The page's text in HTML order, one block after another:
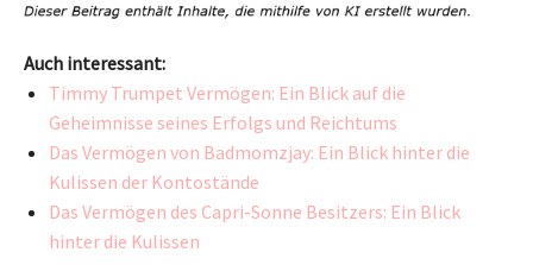
Auch interessant:
Timmy Trumpet Vermögen: Ein Blick auf die
Geheimnisse seines Erfolgs und Reichtums
Das Vermögen von Badmomzjay: Ein Blick hinter die
Kulissen der Kontostände
Das Vermögen des Capri-Sonne Besitzers: Ein Blick
hinter die Kulissen